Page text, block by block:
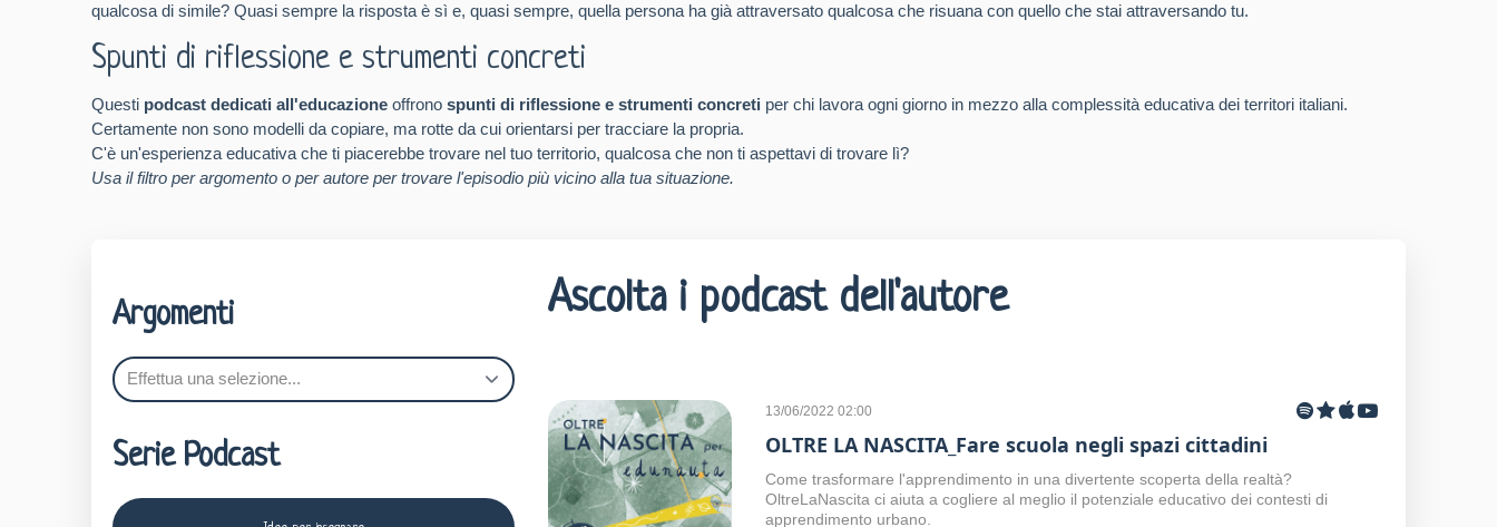
qualcosa di simile? Quasi sempre la risposta è sì e, quasi sempre, quella persona ha già attraversato qualcosa che risuana con quello che stai attraversando tu.
Spunti di riflessione e strumenti concreti
Questi podcast dedicati all'educazione offronospunti di riflessione e strumenti concreti per chi lavora ogni giorno in mezzo alla complessità educativa dei territori italiani.
Certamente non sono modelli da copiare, ma rotte da cui orientarsi per tracciare la propria.
C'è un'esperienza educativa che ti piacerebbe trovare nel tuo territorio, qualcosa che non ti aspettavi di trovare lì?
Usa il filtro per argomento o per autore per trovare l'episodio più vicino alla tua situazione.
Argomenti
Serie Podcast
Ascolta i podcast dell'autore
13/06/2022 02:00
OLTRE LA NASCITA_Fare scuola negli spazi cittadini
Come trasformare l'apprendimento in una divertente scoperta della realtà?
OltreLaNascita ci aiuta a cogliere al meglio il potenziale educativo dei contesti di
apprendimento urbano.